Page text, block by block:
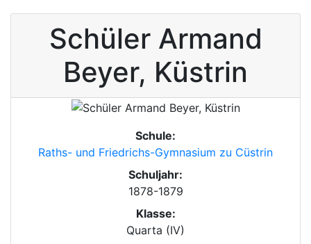
Schüler Armand
Beyer, Küstrin
Schule:
Raths- und Friedrichs-Gymnasium zu Cüstrin
Schuljahr:
1878-1879
Klasse:
Quarta (IV)